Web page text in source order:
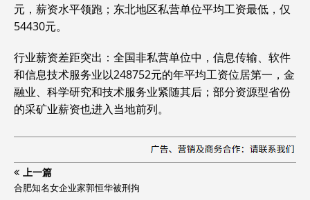
元，薪资水平领跑；东北地区私营单位平均工资最低，仅
54430元。
行业薪资差距突出：全国非私营单位中，信息传输、软件
和信息技术服务业以248752元的年平均工资位居第一，金
融业、科学研究和技术服务业紧随其后；部分资源型省份
的采矿业薪资也进入当地前列。
上一篇
合肥知名女企业家郭恒华被刑拘